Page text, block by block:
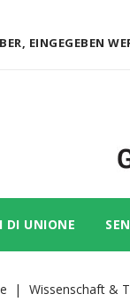
EINGEGEBEN
DI UNIONE
Wissenschaft &